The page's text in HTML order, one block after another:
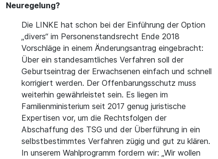
Neuregelung?
Die LINKE hat schon bei der Einführung der Option
„divers“ im Personenstandsrecht Ende 2018
Vorschläge in einem Änderungsantrag eingebracht:
Über ein standesamtliches Verfahren soll der
Geburtseintrag der Erwachsenen einfach und schnell
korrigiert werden. Der Offenbarungsschutz muss
weiterhin gewährleistet sein. Es liegen im
Familienministerium seit 2017 genug juristische
Expertisen vor, um die Rechtsfolgen der
Abschaffung des TSG und der Überführung in ein
selbstbestimmtes Verfahren zügig und gut zu klären.
In unserem Wahlprogramm fordern wir: „Wir wollen